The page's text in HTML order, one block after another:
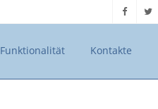
Funktionalität Kontakte